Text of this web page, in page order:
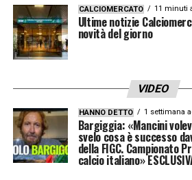
L’INCONTRO CON RINGHIO
sorteggio per i playoff. Era
Quella, state sicuri, non gli
IL CONSIGLIO DA
«Di giocare senza paura e
forti. Le sfide di questo tipo
CALCIOMERCATO 11 minuti
Ultime notizie
novità del giorno
VIDEO
HANNO DETTO 1 settimana
Bargiggia: «Mancini
svelo cosa è successo
della FIGC. Campionato
calcio italiano»